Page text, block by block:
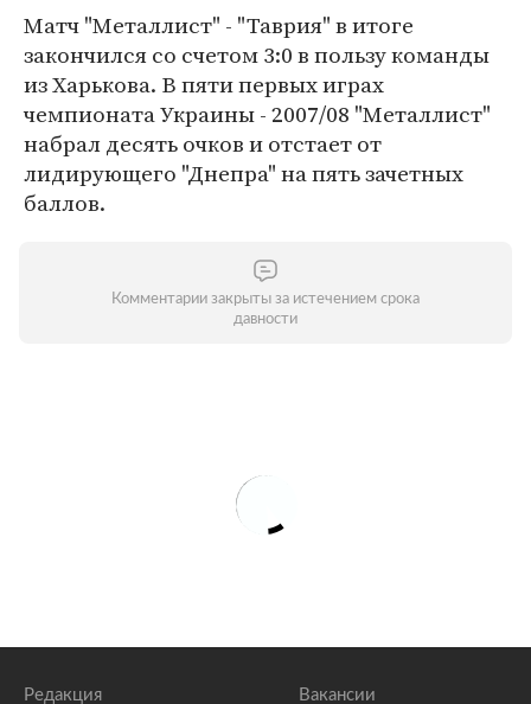
Матч "Металлист" - "Таврия" в итоге
закончился со счетом 3:0 в пользу команды
из Харькова. В пяти первых играх
чемпионата Украины - 2007/08 "Металлист"
набрал десять очков и отстает от
лидирующего "Днепра" на пять зачетных
баллов.
Комментарии закрыты за истечением срока
давности
Редакция Вакансии